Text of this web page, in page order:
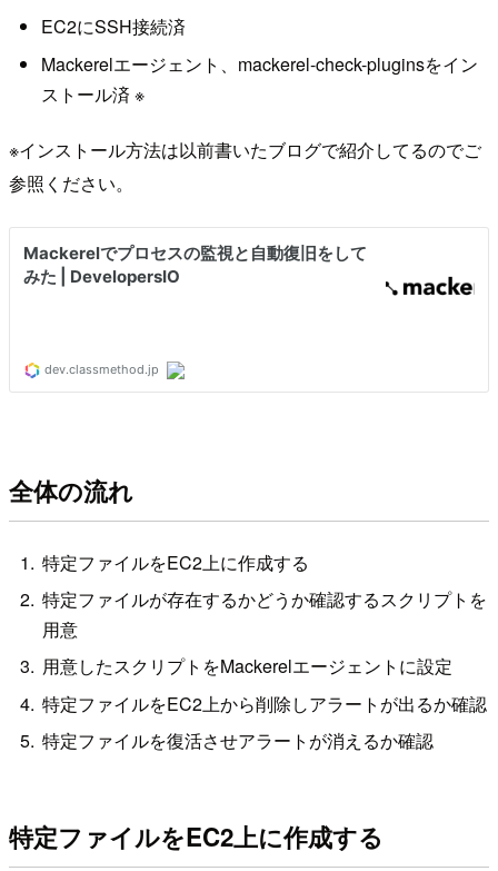
EC2にSSH接続済
Mackerelエージェント、mackerel-check-pluginsをイン
ストール済 ※
※インストール方法は以前書いたブログで紹介してるのでご
参照ください。
全体の流れ
特定ファイルをEC2上に作成する
特定ファイルが存在するかどうか確認するスクリプトを
用意
用意したスクリプトをMackerelエージェントに設定
特定ファイルをEC2上から削除しアラートが出るか確認
特定ファイルを復活させアラートが消えるか確認
特定ファイルをEC2上に作成する